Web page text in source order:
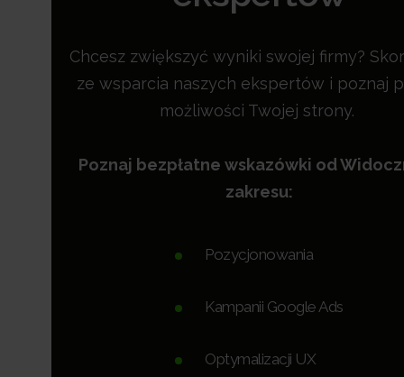
Chcesz zwiększyć wyniki swojej firmy?
ze wsparcia naszych ekspertów i poznaj
możliwości Twojej strony.
Poznaj bezpłatne wskazówki od
zakresu:
Pozycjonowania
Kampanii Google Ads
Optymalizacji UX